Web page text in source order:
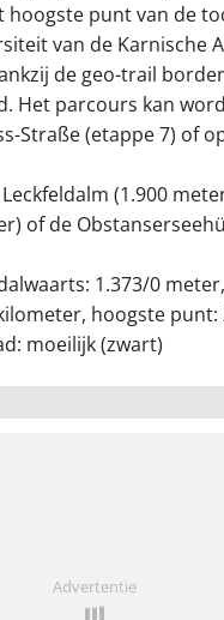
hoogste punt van de
van de Karnische
de geo-trail
Het parcours kan
Straße (etappe 7) of
(1.900
of de
1.373/0
hoogste punt:
moeilijk (zwart)
Advertentie